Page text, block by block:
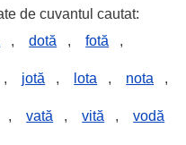
de cuvantul cautat:
, dotă , fotă ,
, jotă , lota , nota ,
, vată , vită , vodă